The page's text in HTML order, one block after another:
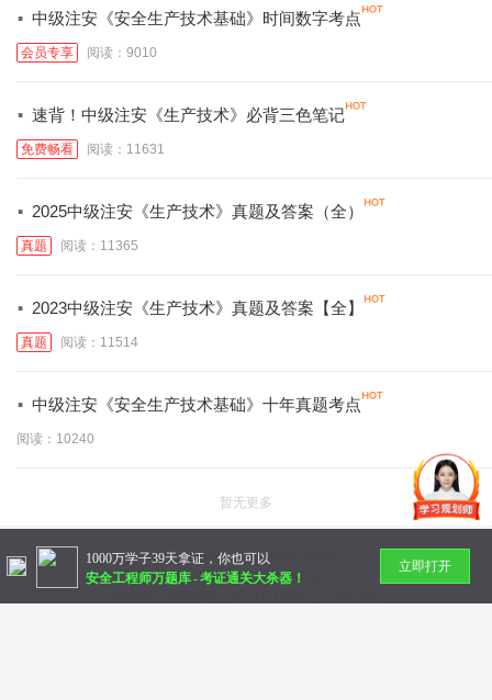
· 中级注安《安全生产技术基础》时间数字考点
会员专享 阅读：9010
· 速背！中级注安《生产技术》必背三色笔记
免费畅看 阅读：11631
· 2025中级注安《生产技术》真题及答案（全）
真题 阅读：11365
· 2023中级注安《生产技术》真题及答案【全】
真题 阅读：11514
· 中级注安《安全生产技术基础》十年真题考点
阅读：10240
暂无更多
Copyright © 2014-2026 万题库
北京美好明天科技有限公司
1000万学子39天拿证，你也可以
安全工程师万题库-考证通关大杀器！
立即打开